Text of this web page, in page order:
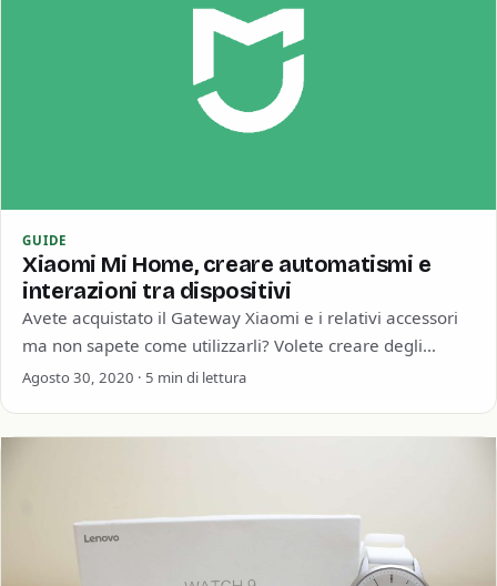
GUIDE
Xiaomi Mi Home, creare automatismi e
interazioni tra dispositivi
Avete acquistato il Gateway Xiaomi e i relativi accessori
ma non sapete come utilizzarli? Volete creare degli
automatismi che si attivino in…
Agosto 30, 2020 · 5 min di lettura